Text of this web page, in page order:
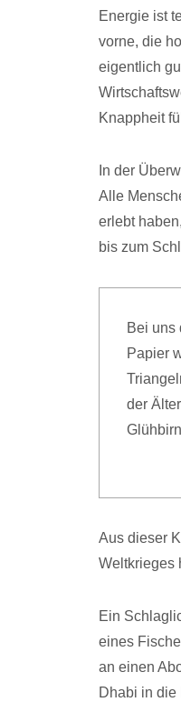
Energie ist
vorne, die
eigentlich
Knappheit
In der
Alle
erlebt
bis zum
Bei uns
Papier
der
Aus dieser
Weltkrieges
Ein
eines
an einen
Dhabi in die